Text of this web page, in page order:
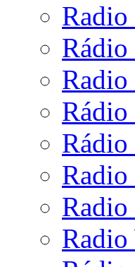
Radio
Rádio